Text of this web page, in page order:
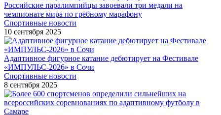
Российские паралимпийцы завоевали три медали на
чемпионате мира по гребному марафону
Спортивные новости
10 сентября 2025
Адаптивное фигурное катание дебютирует на Фестивале
«ИМПУЛЬС-2026» в Сочи
Спортивные новости
8 сентября 2025